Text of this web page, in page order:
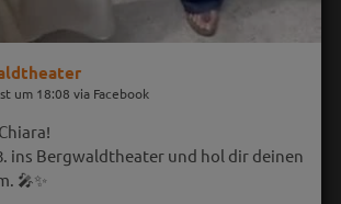
um 18:08 via Facebook
ins Bergwaldtheater und hol dir deinen
🎤✨